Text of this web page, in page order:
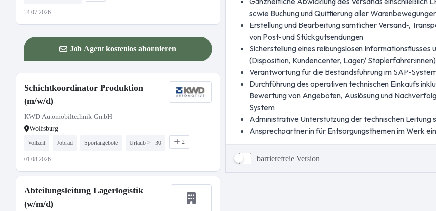
24.07.2026
Job Agent kostenlos abonnieren
Schichtkoordinator Produktion
(m/w/d)
KWD Automobiltechnik GmbH
Wolfsburg
Vollzeit Jobrad Sportangebote Urlaub >= 30 2
01.08.2026
Abteilungsleitung Lagerlogistik
(w/m/d)
barrierefreie Version